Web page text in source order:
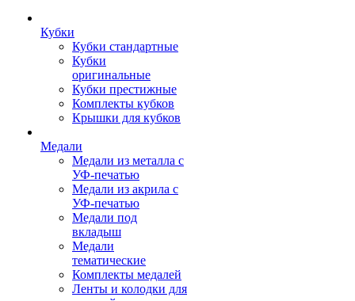
Кубки
Кубки стандартные
Кубки
оригинальные
Кубки престижные
Комплекты кубков
Крышки для кубков
Медали
Медали из металла с
УФ-печатью
Медали из акрила с
УФ-печатью
Медали под
вкладыш
Медали
тематические
Комплекты медалей
Ленты и колодки для